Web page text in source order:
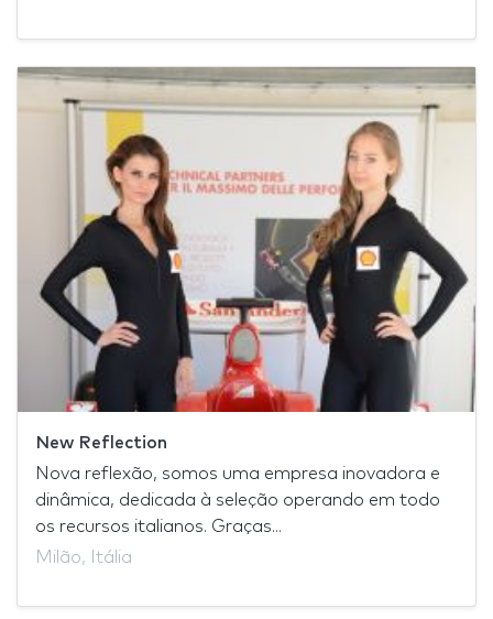
New Reflection
Nova reflexão, somos uma empresa inovadora e
dinâmica, dedicada à seleção operando em todo
os recursos italianos. Graças...
Milão, Itália